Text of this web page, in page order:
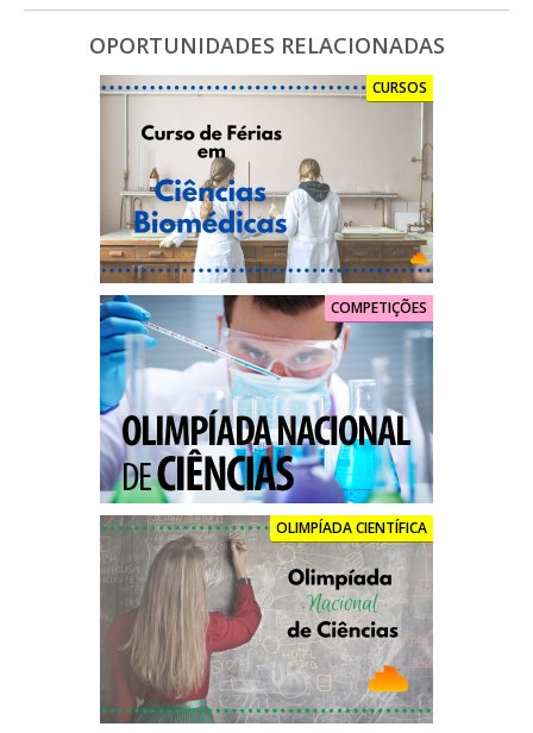
OPORTUNIDADES RELACIONADAS
CURSOS
COMPETIÇÕES
OLIMPÍADA CIENTÍFICA